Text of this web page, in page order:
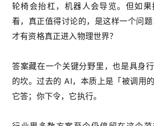
轮椅会抬杠，机器人会导览。但如
看，真正值得讨论的，是这样一个问题
才有资格真正进入物理世界？
答案藏在一个关键分野里，也是具身
的坎。过去的 AI，本质上是「被调用
它答；你下令，它执行。